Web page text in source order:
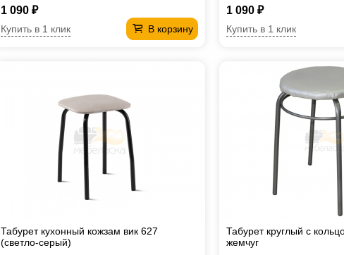
1 090 ₽
В корзину
Купить в 1 клик
1 090 ₽
Купить в 1 клик
Табурет кухонный кожзам вик 627
(светло-серый)
Табурет круглый с
жемчуг